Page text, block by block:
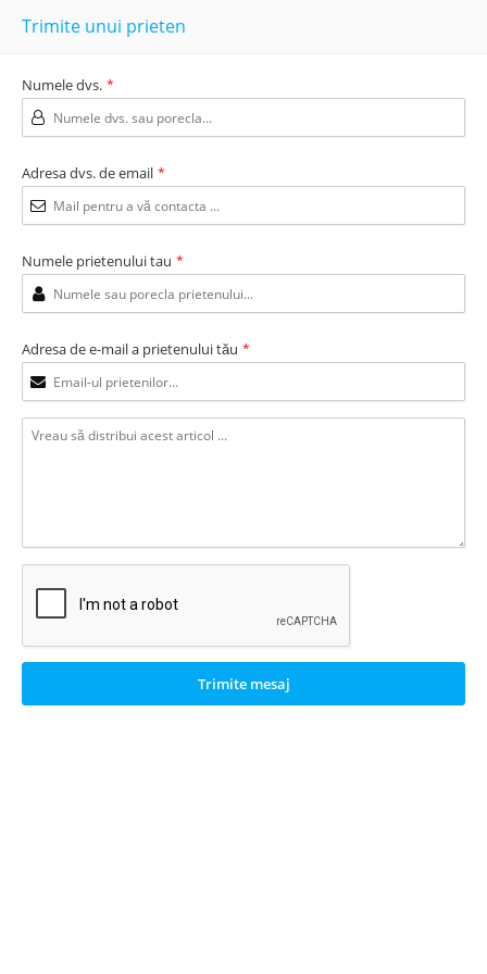
Trimite unui prieten
Numele dvs. *
Adresa dvs. de email *
Numele prietenului tau *
Adresa de e-mail a prietenului tău *
Trimite mesaj